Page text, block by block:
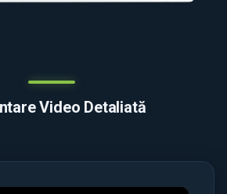
Video Detaliată